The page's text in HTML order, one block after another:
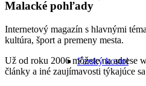
Farský kostol
Malacké pohľady
Internetový magazín s hlavnými
kultúra, šport a premeny mesta.
Už od roku 2006 môžete na adrese
články a iné zaujímavosti týkajúce